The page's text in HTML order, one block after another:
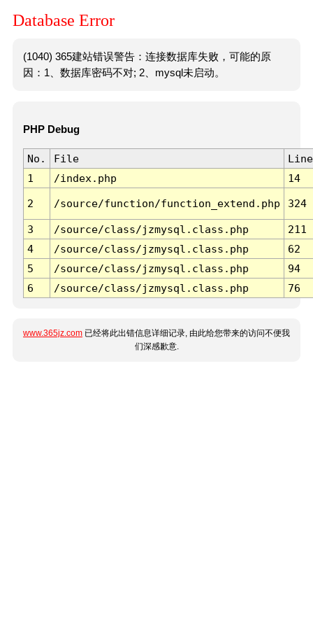
Database Error
(1040) 365建站错误警告：连接数据库失败，可能的原
因：1、数据库密码不对; 2、mysql未启动。
PHP Debug
No. File
Line
1
/index.php 14
2 /source/function/function_extend.php 324
3 /source/class/jzmysql.class.php
211
4
/source/class/jzmysql.class.php
62
5
/source/class/jzmysql.class.php
94
6
/source/class/jzmysql.class.php 76
www.365jz.com 已经将此出错信息详细记录, 由此给您带来的访问不便我
们深感歉意.